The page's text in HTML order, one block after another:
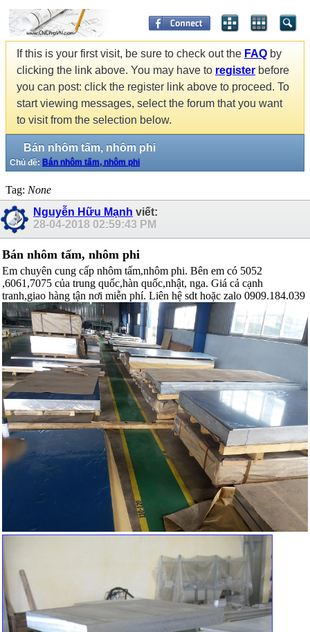
If this is your first visit, be sure to check out the FAQ by
clicking the link above. You may have to register before
you can post: click the register link above to proceed. To
start viewing messages, select the forum that you want
to visit from the selection below.
Bán nhôm tấm, nhôm phi
Chủ đề: Bán nhôm tấm, nhôm phi
Tag: None
Nguyễn Hữu Mạnh viết:
28-04-2018 02:59:43 PM
Bán nhôm tấm, nhôm phi
Em chuyên cung cấp nhôm tấm,nhôm phi. Bên em có 5052
,6061,7075 của trung quốc,hàn quốc,nhật, nga. Giá cả cạnh
tranh,giao hàng tận nơi miễn phí. Liên hệ sdt hoặc zalo 0909.184.039